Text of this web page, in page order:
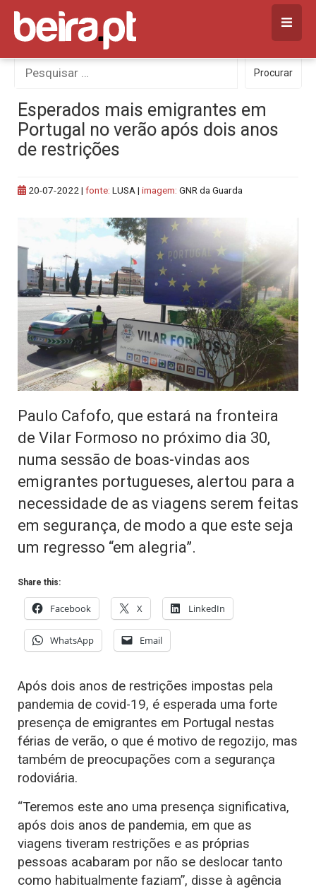
Skip
content
Procurar
por:
Procurar
Esperados mais emigrantes em
Portugal no verão após dois anos
de restrições
20-07-2022 | fonte: LUSA | imagem: GNR da Guarda
Paulo Cafofo, que estará na fronteira
de Vilar Formoso no próximo dia 30,
numa sessão de boas-vindas aos
emigrantes portugueses, alertou para a
necessidade de as viagens serem feitas
em segurança, de modo a que este seja
um regresso “em alegria”.
Share this:
Facebook X LinkedIn
WhatsApp Email
Após dois anos de restrições impostas pela
pandemia de covid-19, é esperada uma forte
presença de emigrantes em Portugal nestas
férias de verão, o que é motivo de regozijo, mas
também de preocupações com a segurança
rodoviária.
“Teremos este ano uma presença significativa,
após dois anos de pandemia, em que as
viagens tiveram restrições e as próprias
pessoas acabaram por não se deslocar tanto
como habitualmente faziam”, disse à agência